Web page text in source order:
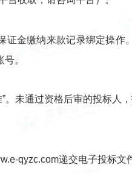
金缴纳来款记录绑定操作
。
未通过资格后审的投标人，
qyzc.com递交电子投标文